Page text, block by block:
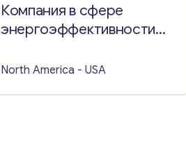
Компания в сфере
энергоэффективности
North America - USA